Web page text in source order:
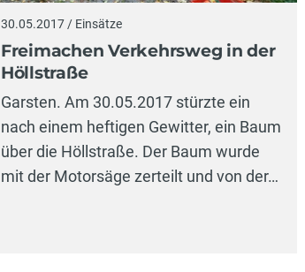
30.05.2017 / Einsätze
Freimachen Verkehrsweg in der
Höllstraße
Garsten. Am 30.05.2017 stürzte ein
nach einem heftigen Gewitter, ein Baum
über die Höllstraße. Der Baum wurde
mit der Motorsäge zerteilt und von der…